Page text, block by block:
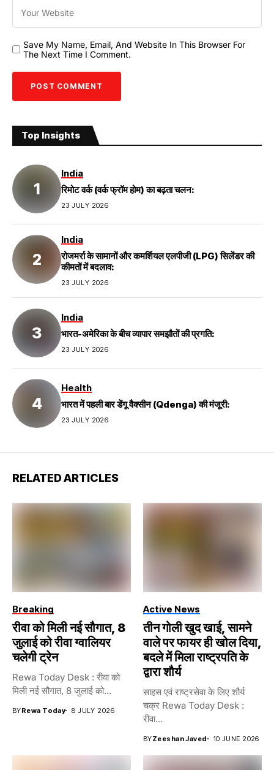
Save My Name, Email, And Website In This Browser For
The Next Time I Comment.
Top Insights
India
रिमोट वर्क (वर्क फ्रॉम होम) का बढ़ता चलन:
23 JULY 2026
India
रोजमर्रा के सामानों और कमर्शियल एलपीजी (LPG) सिलेंडर की
कीमतों में बदलाव:
23 JULY 2026
India
भारत-अमेरिका के बीच व्यापार समझौतों की प्रगति:
23 JULY 2026
Health
भारत में पहली बार डेंगू वैक्सीन (Qdenga) की मंजूरी:
23 JULY 2026
RELATED ARTICLES
Breaking
रीवा को मिली नई सौगात, 8
जुलाई को रीवा ग्वालियर
चलेगी ट्रेन
Rewa Today Desk : रीवा को
मिली नई सौगात, 8 जुलाई को...
BYRewa Today 8 JULY 2026
Active News
तीन गोली खुद खाई, सामने
वाले पर फायर ही खोल दिया,
बदले में मिला राष्ट्रपति के
द्वारा शौर्य
साहस एवं राष्ट्रसेवा के लिए शौर्य
चक्र Rewa Today Desk :
रीवा...
BYZeeshan Javed 10 JUNE 2026